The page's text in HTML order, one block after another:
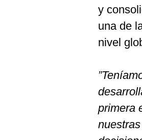
y
una de
nivel
primera